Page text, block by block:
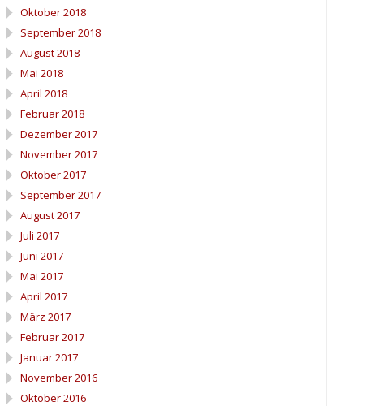
Oktober 2018
September 2018
August 2018
Mai 2018
April 2018
Februar 2018
Dezember 2017
November 2017
Oktober 2017
September 2017
August 2017
Juli 2017
Juni 2017
Mai 2017
April 2017
März 2017
Februar 2017
Januar 2017
November 2016
Oktober 2016